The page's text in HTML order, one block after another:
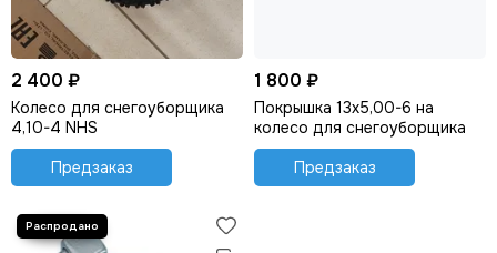
2 400 ₽
Колесо для снегоуборщика
4,10-4 NHS
Предзаказ
1 800 ₽
Покрышка 13х5,00-6 на
колесо для снегоуборщика
Предзаказ